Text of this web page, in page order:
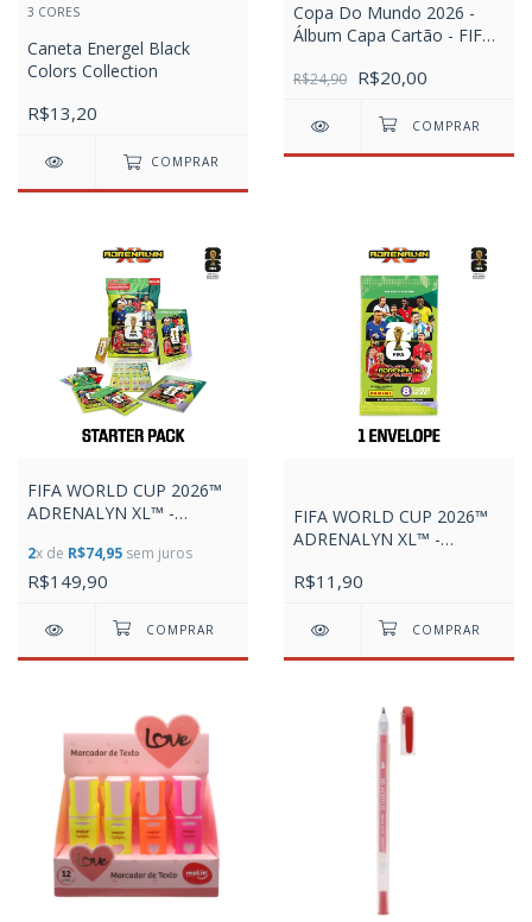
3 CORES
Caneta Energel Black
Colors Collection
R$13,20
COMPRAR
Copa Do Mundo 2026 -
Álbum Capa Cartão - FIFA
R$24,90 R$20,00
FIFA WORLD CUP 2026™
ADRENALYN XL™ -
2x de R$74,95 sem juros
R$149,90
FIFA WORLD CUP 2026™
ADRENALYN XL™ -
CUPOM
R$11,90